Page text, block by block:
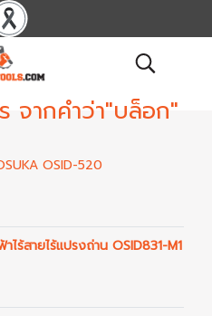
จากคำว่า"บล็อก"
OSID-520
ไร้สายไร้แปรงถ่าน OSID831-M1